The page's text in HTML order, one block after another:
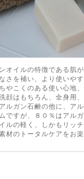
オイルの特徴である肌
さを補い、より使いや
やこくのある使い心地
顔はもちろん、全身用
ルガン石鹸の他に、ア
ですが、８０％はアル
ルの軽く、しかもリッ
材のトータルケアをお楽